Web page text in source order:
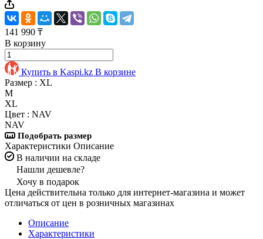
141 990 ₸
В корзину
Купить в Kaspi.kz В корзине
Размер : XL
M
XL
Цвет : NAV
NAV
Подобрать размер
Характеристики Описание
В наличии на складе
Нашли дешевле?
Хочу в подарок
Цена действительна только для интернет-магазина и может
отличаться от цен в розничных магазинах
Описание
Характеристики